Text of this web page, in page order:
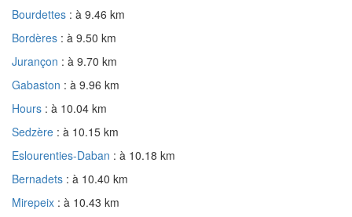
Bourdettes : à 9.46 km
Bordères : à 9.50 km
Jurançon : à 9.70 km
Gabaston : à 9.96 km
Hours : à 10.04 km
Sedzère : à 10.15 km
Eslourenties-Daban : à 10.18 km
Bernadets : à 10.40 km
Mirepeix : à 10.43 km